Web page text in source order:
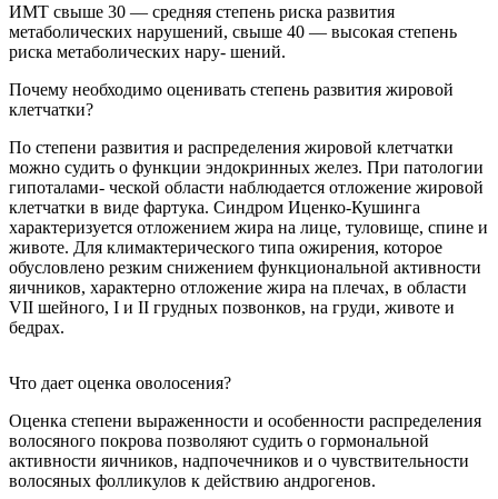
ИМТ свыше 30 — средняя степень риска развития
метаболических нарушений, свыше 40 — высокая степень
риска метаболических нару- шений.
Почему необходимо оценивать степень развития жировой
клетчатки?
По степени развития и распределения жировой клетчатки
можно судить о функции эндокринных желез. При патологии
гипоталами- ческой области наблюдается отложение жировой
клетчатки в виде фартука. Синдром Иценко-Кушинга
характеризуется отложением жира на лице, туловище, спине и
животе. Для климактерического типа ожирения, которое
обусловлено резким снижением функциональной активности
яичников, характерно отложение жира на плечах, в области
VII шейного, I и II грудных позвонков, на груди, животе и
бедрах.
Что дает оценка оволосения?
Оценка степени выраженности и особенности распределения
волосяного покрова позволяют судить о гормональной
активности яичников, надпочечников и о чувствительности
волосяных фолликулов к действию андрогенов.